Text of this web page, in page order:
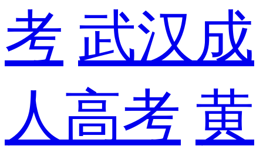
考 武汉成
人高考 黄